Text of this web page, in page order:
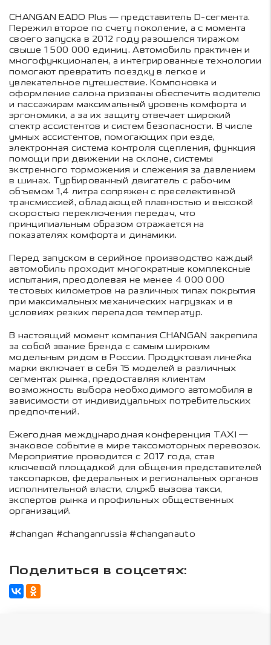
CHANGAN EADO Plus — представитель D-сегмента.
Пережил второе по счету поколение, а с момента
своего запуска в 2012 году разошелся тиражом
свыше 1 500 000 единиц. Автомобиль практичен и
многофункционален, а интегрированные технологии
помогают превратить поездку в легкое и
увлекательное путешествие. Компоновка и
оформление салона призваны обеспечить водителю
и пассажирам максимальный уровень комфорта и
эргономики, а за их защиту отвечает широкий
спектр ассистентов и систем безопасности. В числе
умных ассистентов, помогающих при езде,
электронная система контроля сцепления, функция
помощи при движении на склоне, системы
экстренного торможения и слежения за давлением
в шинах. Турбированный двигатель с рабочим
объемом 1,4 литра сопряжен с преселективной
трансмиссией, обладающей плавностью и высокой
скоростью переключения передач, что
принципиальным образом отражается на
показателях комфорта и динамики.
Перед запуском в серийное производство каждый
автомобиль проходит многократные комплексные
испытания, преодолевая не менее 4 000 000
тестовых километров на различных типах покрытия
при максимальных механических нагрузках и в
условиях резких перепадов температур.
В настоящий момент компания CHANGAN закрепила
за собой звание бренда с самым широким
модельным рядом в России. Продуктовая линейка
марки включает в себя 15 моделей в различных
сегментах рынка, предоставляя клиентам
возможность выбора необходимого автомобиля в
зависимости от индивидуальных потребительских
предпочтений.
Ежегодная международная конференция TAXI —
знаковое событие в мире таксомоторных перевозок.
Мероприятие проводится с 2017 года, став
ключевой площадкой для общения представителей
таксопарков, федеральных и региональных органов
исполнительной власти, служб вызова такси,
экспертов рынка и профильных общественных
организаций.
#changan #changanrussia #changanauto
Поделиться в соцсетях: